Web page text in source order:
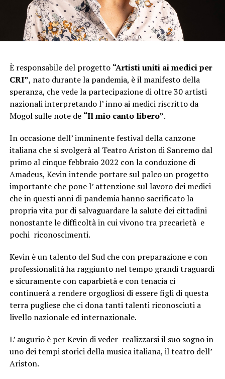
È responsabile del progetto “Artisti uniti ai medici per
CRI”, nato durante la pandemia, è il manifesto della
speranza, che vede la partecipazione di oltre 30 artisti
nazionali interpretando l’ inno ai medici riscritto da
Mogol sulle note de “Il mio canto libero”.
In occasione dell’ imminente festival della canzone
italiana che si svolgerà al Teatro Ariston di Sanremo dal
primo al cinque febbraio 2022 con la conduzione di
Amadeus, Kevin intende portare sul palco un progetto
importante che pone l’ attenzione sul lavoro dei medici
che in questi anni di pandemia hanno sacrificato la
propria vita pur di salvaguardare la salute dei cittadini
nonostante le difficoltà in cui vivono tra precarietà e
pochi riconoscimenti.
Kevin è un talento del Sud che con preparazione e con
professionalità ha raggiunto nel tempo grandi traguardi
e sicuramente con caparbietà e con tenacia ci
continuerà a rendere orgogliosi di essere figli di questa
terra pugliese che ci dona tanti talenti riconosciuti a
livello nazionale ed internazionale.
L’ augurio è per Kevin di veder realizzarsi il suo sogno in
uno dei tempi storici della musica italiana, il teatro dell’
Ariston.